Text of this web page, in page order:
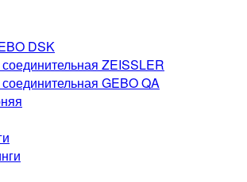
DSK
ZEISSLER
GEBO QA